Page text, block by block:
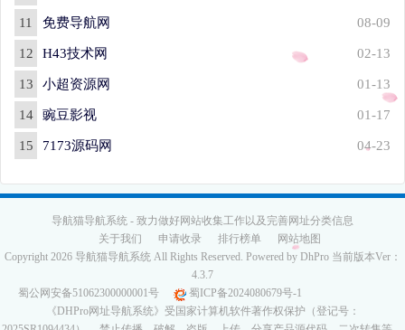
11 免费导航网 08-09
12 H43技术网 02-13
13 小超资源网 01-13
14 豌豆影视 01-17
15 7173源码网 04-23
导航猫导航系统 - 致力做好网站收集工作以及完善网址分类信息
关于我们
申请收录 排行榜单
网站地图
Copyright 2026 导航猫导航系统 All Rights Reserved. Powered by DhPro 当前版本Ver：
4.3.7
蜀公网安备51062300000001号
蜀ICP备2024080679号-1
《DHPro网址导航系统》受国家计算机软件著作权保护（登记号：